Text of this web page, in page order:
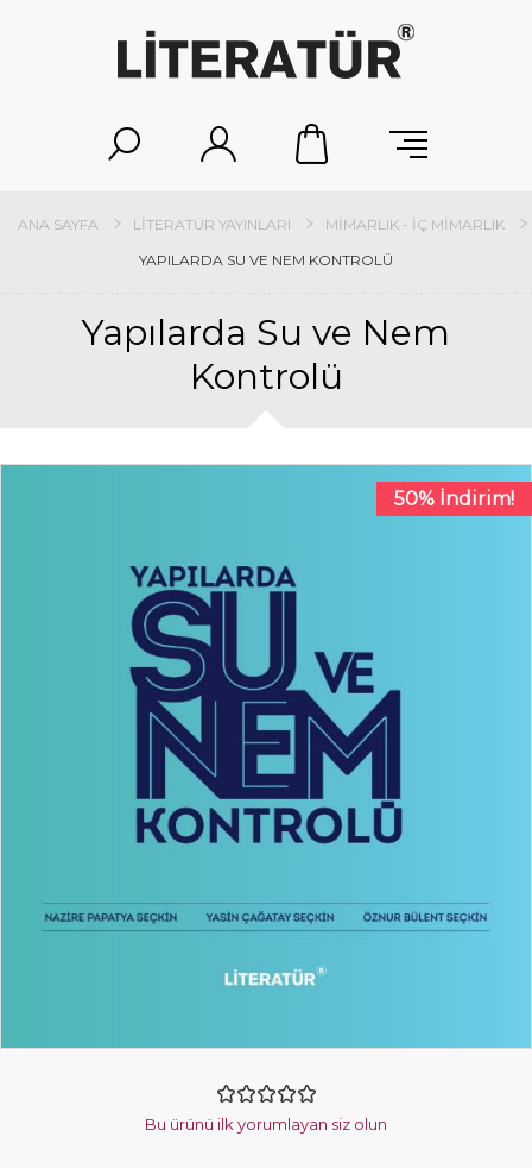
ANA SAYFA LITERATÜR YAYINLARI
MIMARLIK - İÇ MIMARLIK
YAPILARDA SU VE NEM KONTROLÜ
Yapılarda Su ve Nem
Kontrolü
50% İndirim!
Bu ürünü ilk yorumlayan siz olun